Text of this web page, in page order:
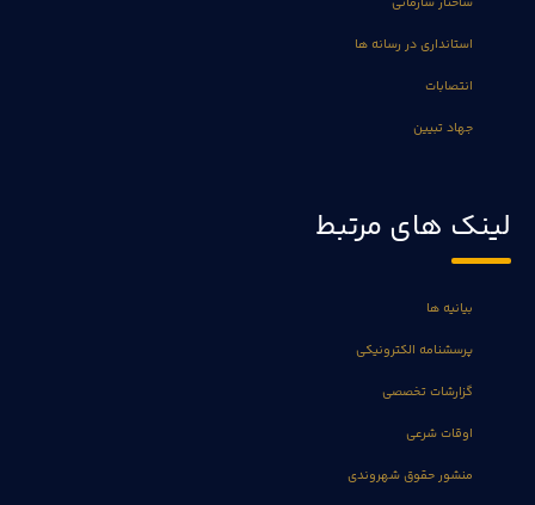
استانداری در رسانه ها
انتصابات
جهاد تبیین
لینک های مرتبط
بیانیه ها
پرسشنامه الکترونیکی
گزارشات تخصصی
اوقات شرعی
منشور حقوق شهروندی